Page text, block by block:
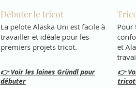
Débuter le tricot
La pelote Alaska Uni est facile à
travailler et idéale pour les
premiers projets tricot.
👉 Voir les laines Gründl pour
débuter
Pour
et
👉